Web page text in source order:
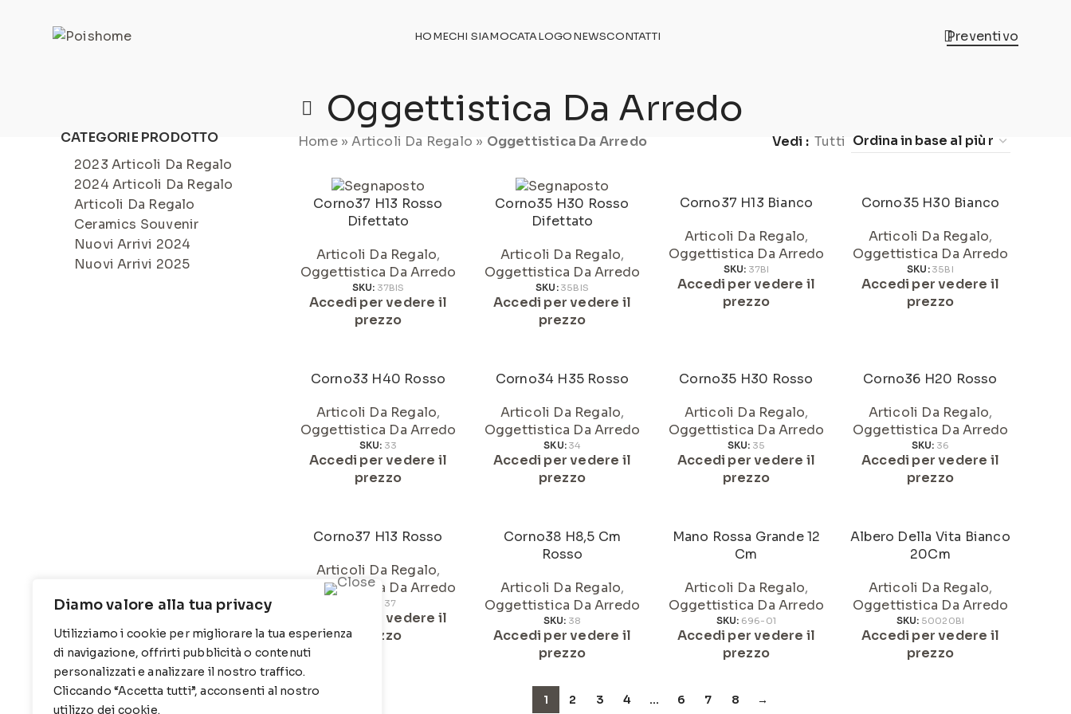
Diamo valore alla tua privacy
Utilizziamo i cookie per migliorare la tua esperienza
di navigazione, offrirti pubblicità o contenuti
personalizzati e analizzare il nostro traffico.
Cliccando “Accetta tutti”, acconsenti al nostro
utilizzo dei cookie.
HOMECHI SIAMOCATALOGONEWSCONTATTI Preventivo
Oggettistica Da Arredo
CATEGORIE PRODOTTO
2023 Articoli Da Regalo
2024 Articoli Da Regalo
Articoli Da Regalo
Ceramics Souvenir
Nuovi Arrivi 2024
Nuovi Arrivi 2025
Home»Articoli Da Regalo » Oggettistica Da Arredo Vedi Tutti
Corno37 H13 Rosso
Difettato
Articoli Da Regalo,
Oggettistica Da Arredo
SKU: 37BIS
Accedi per vedere il
prezzo
Corno35 H30 Rosso
Difettato
Articoli Da Regalo,
Oggettistica Da Arredo
SKU: 35BIS
Accedi per vedere il
prezzo
Corno37 H13 Bianco
Articoli Da Regalo,
Oggettistica Da Arredo
SKU: 37BI
Accedi per vedere il
prezzo
Corno35 H30 Bianco
Articoli Da Regalo,
Oggettistica Da Arredo
SKU: 35BI
Accedi per vedere il
prezzo
Corno33 H40 Rosso
Articoli Da Regalo,
Oggettistica Da Arredo
SKU: 33
Accedi per vedere il
prezzo
Corno34 H35 Rosso
Articoli Da Regalo,
Oggettistica Da Arredo
SKU: 34
Accedi per vedere il
prezzo
Corno35 H30 Rosso
Articoli Da Regalo,
Oggettistica Da Arredo
SKU: 35
Accedi per vedere il
prezzo
Corno36 H20 Rosso
Articoli Da Regalo,
Oggettistica Da Arredo
SKU: 36
Accedi per vedere il
prezzo
Corno37 H13 Rosso
Articoli Da Regalo,
Oggettistica Da Arredo
37
Accedi per vedere il
prezzo
Corno38 H8,5 Cm
Rosso
Articoli Da Regalo,
Oggettistica Da Arredo
SKU: 38
Accedi per vedere il
prezzo
Mano Rossa Grande 12
Cm
Articoli Da Regalo,
Oggettistica Da Arredo
SKU: 696-01
Accedi per vedere il
prezzo
Albero Della Vita Bianco
20Cm
Articoli Da Regalo,
Oggettistica Da Arredo
SKU: 50020BI
Accedi per vedere il
prezzo
1 2 3 4 … 6 7 8 →